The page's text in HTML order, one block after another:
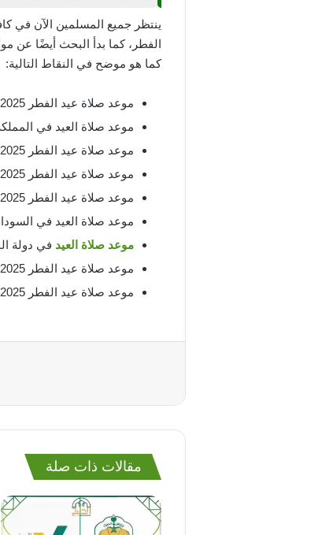
ينتظر جميع المسلمين الآن في
كما هو موضح في النقاط التالية:
موعد صلاة عيد الفطر 2025 في مصر: في تمام الساعة 5:47 صباحًا.
موعد صلاة العيد في المملكة
موعد صلاة عيد الفطر 2025 في دولة الجزائر: في تمام الساعة 4:47 صباحًا.
موعد صلاة عيد الفطر 2025 في دولة المغرب: في تمام 4:47 صباحًا.
موعد صلاة عيد الفطر 2025 في المملكة الأردنية: في تمام الساعة 5:47 صباحًا.
موعد صلاة العيد في السودان: في
موعد صلاة العيد في دولة
موعد صلاة عيد الفطر 2025 في جنوب إفريقيا: في تمام الساعة 5:47 صباحًا.
موعد صلاة عيد الفطر 2025 في دولة قطر: في تمام الساعة 6:47 صباحًا.
مقالات ذات صلة